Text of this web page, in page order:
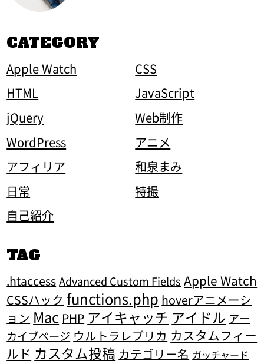
CATEGORY
Apple Watch
CSS
HTML
JavaScript
jQuery
Web制作
WordPress
アニメ
アフィリア
和泉まみ
日常
特撮
自己紹介
TAG
.htaccess Advanced Custom Fields Apple Watch
CSSハック functions.php hoverアニメーシ
ョン Mac PHP アイキャッチ アイドル アー
カイブページ ウルトラレプリカ カスタムフィー
ルド カスタム投稿 カテゴリー名 ガッチャード